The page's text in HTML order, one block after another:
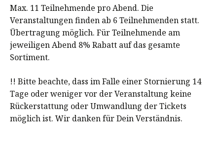
Max. 11 Teilnehmende pro Abend. Die
Veranstaltungen finden ab 6 Teilnehmenden statt.
Übertragung möglich. Für Teilnehmende am
jeweiligen Abend 8% Rabatt auf das gesamte
Sortiment.
!! Bitte beachte, dass im Falle einer Stornierung 14
Tage oder weniger vor der Veranstaltung keine
Rückerstattung oder Umwandlung der Tickets
möglich ist. Wir danken für Dein Verständnis.